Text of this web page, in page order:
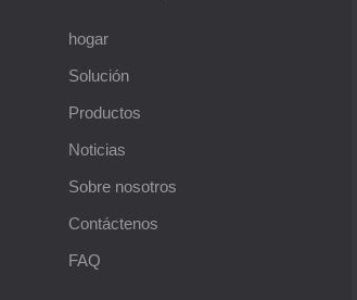
hogar
Solución
Productos
Noticias
Sobre nosotros
Contáctenos
FAQ